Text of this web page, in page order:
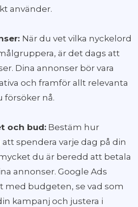
använder.
När du vet vilka nyckelord
är det dags att
Dina annonser bör vara
och framför allt relevanta
försöker nå.
och bud: Bestäm hur
spendera varje dag på din
du är beredd att betala
annonser. Google Ads
med budgeten, se vad som
kampanj och justera i